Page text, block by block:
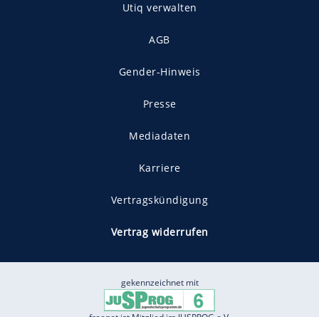
Utiq verwalten
AGB
Gender-Hinweis
Presse
Mediadaten
Karriere
Vertragskündigung
Vertrag widerrufen
gekennzeichnet mit